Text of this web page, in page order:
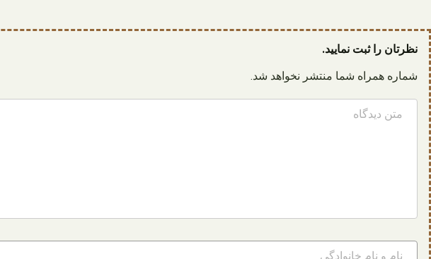
نظرتان را ثبت نمایید.
شماره همراه شما منتشر نخواهد شد.